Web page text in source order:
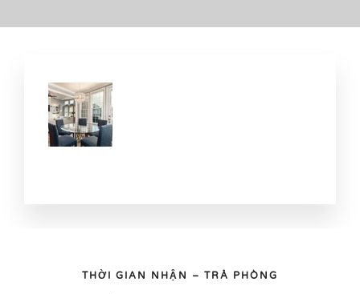
THỜI GIAN NHẬN – TRẢ PHÒNG